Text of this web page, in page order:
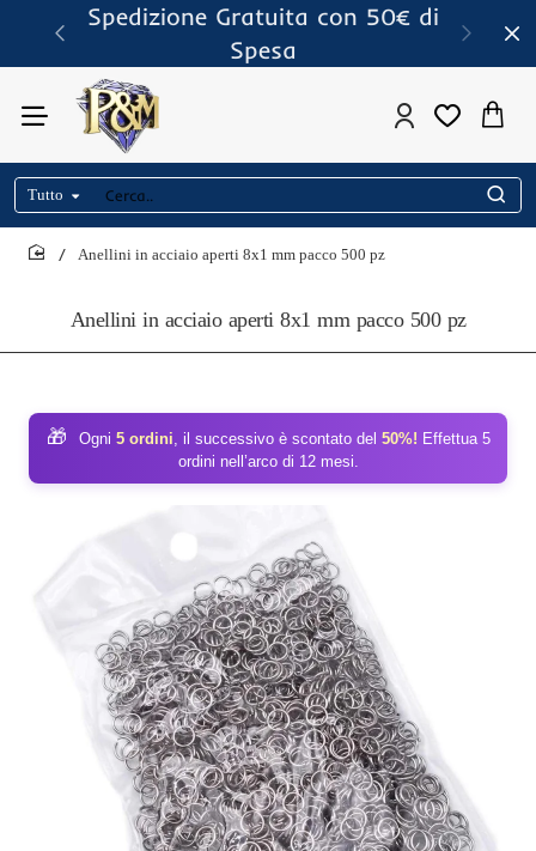
Spedizione Gratuita con 50€ di
Spesa
Tutto
Cerca..
Anellini in acciaio aperti 8x1 mm pacco 500 pz
Anellini in acciaio aperti 8x1 mm pacco 500 pz
🎁 Ogni 5 ordini, il successivo è scontato del 50%! Effettua 5
ordini nell’arco di 12 mesi.